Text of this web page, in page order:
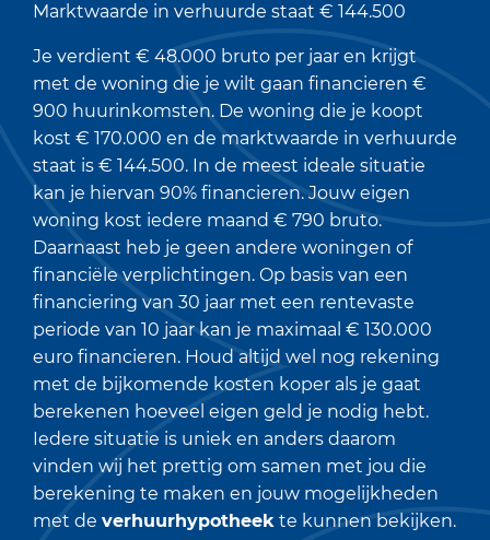
Marktwaarde in verhuurde staat € 144.500
Je verdient € 48.000 bruto per jaar en krijgt
met de woning die je wilt gaan financieren €
900 huurinkomsten. De woning die je koopt
kost € 170.000 en de marktwaarde in verhuurde
staat is € 144.500. In de meest ideale situatie
kan je hiervan 90% financieren. Jouw eigen
woning kost iedere maand € 790 bruto.
Daarnaast heb je geen andere woningen of
financiële verplichtingen. Op basis van een
financiering van 30 jaar met een rentevaste
periode van 10 jaar kan je maximaal € 130.000
euro financieren. Houd altijd wel nog rekening
met de bijkomende kosten koper als je gaat
berekenen hoeveel eigen geld je nodig hebt.
Iedere situatie is uniek en anders daarom
vinden wij het prettig om samen met jou die
berekening te maken en jouw mogelijkheden
met de verhuurhypotheek te kunnen bekijken.